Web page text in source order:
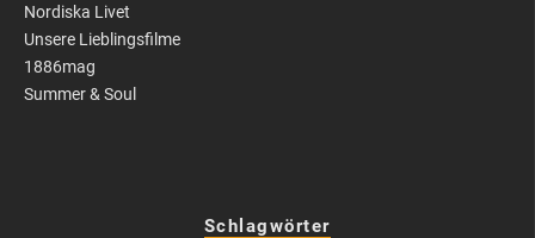
Nordiska Livet
Unsere Lieblingsfilme
1886mag
Summer & Soul
Schlagwörter